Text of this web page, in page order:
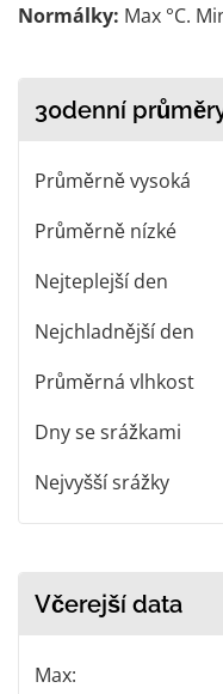
Normálky: Max °C.
30denní
Průměrně vysoká
Průměrně nízké
Nejteplejší den
Nejchladnější den
Průměrná vlhkost
Dny se srážkami
Nejvyšší srážky
Včerejší data
Max: